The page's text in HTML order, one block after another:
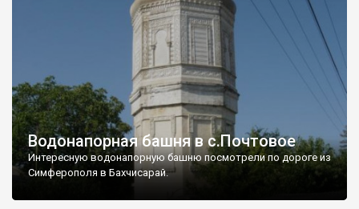
Водонапорная башня в с.Почтовое
Интересную водонапорную башню посмотрели по дороге из
Симферополя в Бахчисарай.